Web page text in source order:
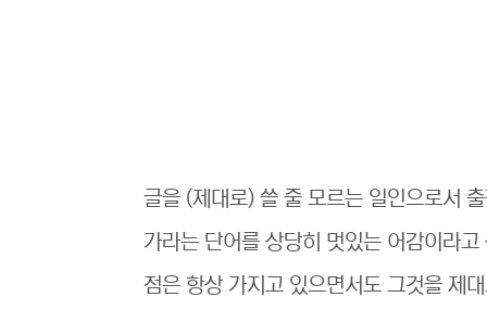
글을 (제대로) 쓸 줄 모르는 일인으로서
가라는 단어를 상당히 멋있는 어감이라
점은 항상 가지고 있으면서도 그것을 제